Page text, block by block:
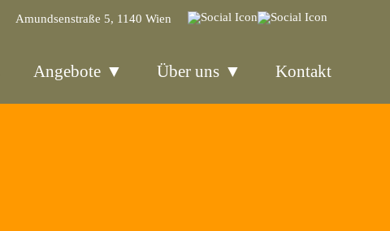
Amundsenstraße 5, 1140 Wien
Angebote Über uns Kontakt